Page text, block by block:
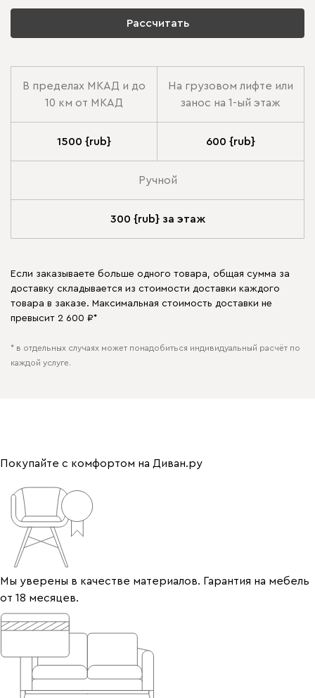
Рассчитать
В пределах МКАД и до
10 км от МКАД
На грузовом лифте или
занос на 1-ый этаж
1500 {rub} 600 {rub}
Ручной
300 {rub} за этаж
Если заказываете больше одного товара, общая сумма за
доставку складывается из стоимости доставки каждого
товара в заказе. Максимальная стоимость доставки не
превысит 2 600 ₽*
* в отдельных случаях может понадобиться индивидуальный расчёт по
каждой услуге.
Покупайте с комфортом на Диван.ру
Мы уверены в качестве материалов. Гарантия на мебель
от 18 месяцев.